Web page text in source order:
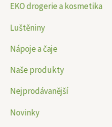
EKO drogerie a kosmetika
Luštěniny
Nápoje a čaje
Naše produkty
Nejprodávanější
Novinky